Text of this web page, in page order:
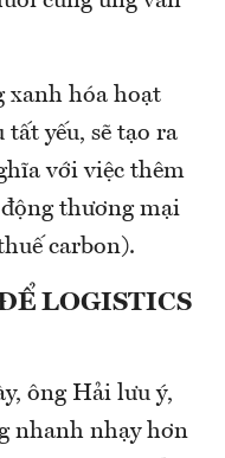
xanh hóa hoạt
yếu, sẽ tạo ra
với việc thêm
thương mại
carbon).
LOGISTICS
ông Hải lưu ý,
nhanh nhạy hơn